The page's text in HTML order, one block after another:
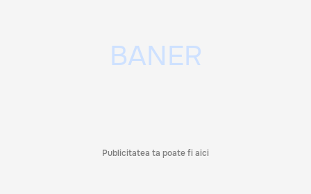
Publicitatea ta poate fi aici